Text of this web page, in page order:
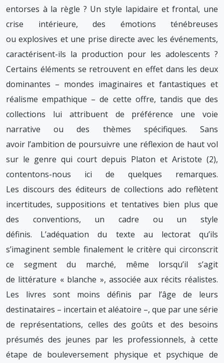
entorses à la règle ? Un style lapidaire et frontal, une
crise intérieure, des émotions ténébreuses
ou explosives et une prise directe avec les événements,
caractérisent-ils la production pour les adolescents ?
Certains éléments se retrouvent en effet dans les deux
dominantes – mondes imaginaires et fantastiques et
réalisme empathique – de cette offre, tandis que des
collections lui attribuent de préférence une voie
narrative ou des thèmes spécifiques. Sans
avoir l’ambition de poursuivre une réflexion de haut vol
sur le genre qui court depuis Platon et Aristote (2),
contentons-nous ici de quelques remarques.
Les discours des éditeurs de collections ado reflètent
incertitudes, suppositions et tentatives bien plus que
des conventions, un cadre ou un style
définis. L’adéquation du texte au lectorat qu’ils
s’imaginent semble finalement le critère qui circonscrit
ce segment du marché, même lorsqu’il s’agit
de littérature « blanche », associée aux récits réalistes.
Les livres sont moins définis par l’âge de leurs
destinataires – incertain et aléatoire –, que par une série
de représentations, celles des goûts et des besoins
présumés des jeunes par les professionnels, à cette
étape de bouleversement physique et psychique de